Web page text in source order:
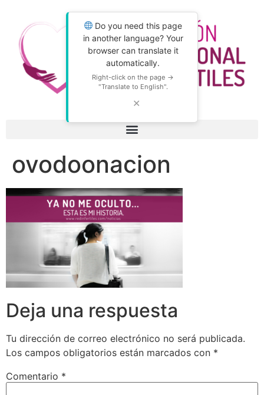
Do you need this page
in another language? Your
browser can translate it
automatically.
Right-click on the page →
"Translate to English".
✕
ovodoonacion
Deja una respuesta
Tu dirección de correo electrónico no será publicada.
Los campos obligatorios están marcados con *
Comentario *